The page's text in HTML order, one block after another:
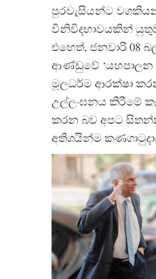
පුරවැසියන්ට
විනිවිදභාවයකින්
එහෙත්, ජනවාරි 08
ආණ්ඩුවේ ‘යහපාලන
මූලධර්ම ආරක්ෂා
උල්ලංඝනය කිරීමේ
කරන බව අපට
අතිශයින්ම